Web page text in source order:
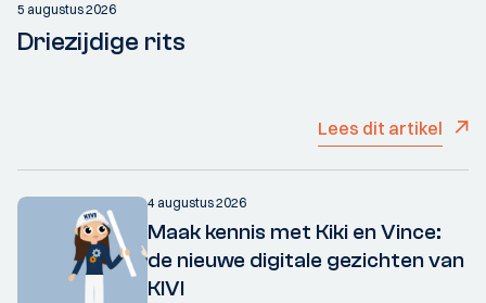
5 augustus 2026
Driezijdige rits
Lees dit artikel
4 augustus 2026
Maak kennis met Kiki en Vince:
de nieuwe digitale gezichten van
KIVI